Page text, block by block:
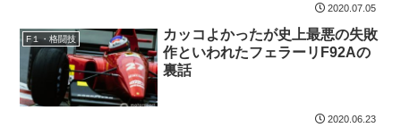
2020.07.05
F１・格闘技
カッコよかったが史上最悪の失敗
作といわれたフェラーリF92Aの
裏話
2020.06.23